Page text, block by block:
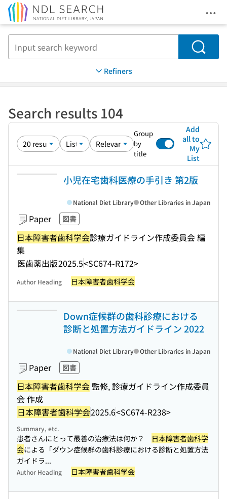
Search
Refiners
Search results 104
Group
by
title
Add
all to
My
List
小児在宅歯科医療の手引き 第2版
Paper 図書
日本障害者歯科学会診療ガイドライン作成委員会 編
集
医歯薬出版2025.5<SC674-R172>
National Diet Library Other Libraries in Japan
Author Heading 日本障害者歯科学会
Down症候群の歯科診療における
診断と処置方法ガイドライン 2022
Paper 図書
日本障害者歯科学会 監修, 診療ガイドライン作成委員
会 作成
日本障害者歯科学会2025.6<SC674-R238>
National Diet Library Other Libraries in Japan
Summary, etc.
患者さんにとって最善の治療法は何か？ 日本障害者歯科学
会による「ダウン症候群の歯科診療における診断と処置方法
ガイドラ...
Author Heading 日本障害者歯科学会